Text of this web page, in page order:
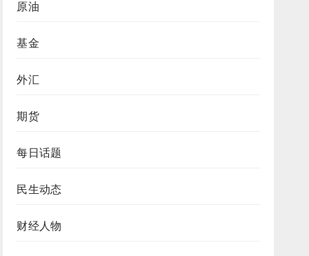
原油
基金
外汇
期货
每日话题
民生动态
财经人物